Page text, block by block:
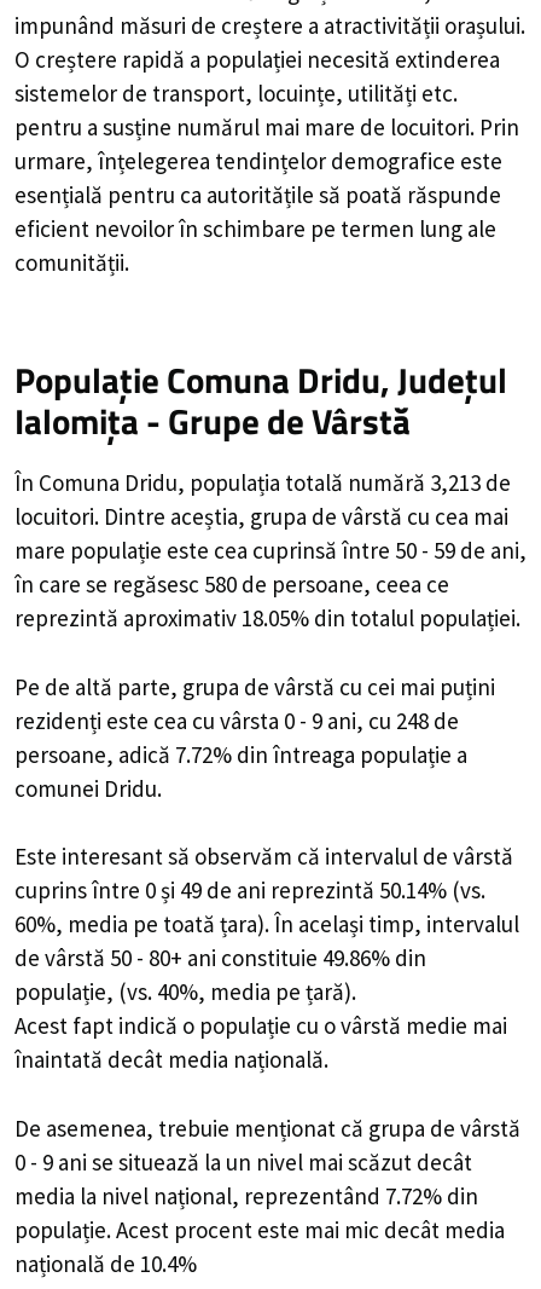
impunând măsuri de creștere a atractivității orașului.
O creștere rapidă a populației necesită extinderea
sistemelor de transport, locuințe, utilități etc.
pentru a susține numărul mai mare de locuitori. Prin
urmare, înțelegerea tendințelor demografice este
esențială pentru ca autoritățile să poată răspunde
eficient nevoilor în schimbare pe termen lung ale
comunității.
Populație Comuna Dridu, Județul
Ialomița - Grupe de Vârstă
În Comuna Dridu, populația totală numără 3,213 de
locuitori. Dintre aceștia, grupa de vârstă cu cea mai
mare populație este cea cuprinsă între 50 - 59 de ani,
în care se regăsesc 580 de persoane, ceea ce
reprezintă aproximativ 18.05% din totalul populației.
Pe de altă parte, grupa de vârstă cu cei mai puțini
rezidenți este cea cu vârsta 0 - 9 ani, cu 248 de
persoane, adică 7.72% din întreaga populație a
comunei Dridu.
Este interesant să observăm că intervalul de vârstă
cuprins între 0 și 49 de ani reprezintă 50.14% (vs.
60%, media pe toată țara). În același timp, intervalul
de vârstă 50 - 80+ ani constituie 49.86% din
populație, (vs. 40%, media pe țară).
Acest fapt indică o populație cu o vârstă medie mai
înaintată decât media națională.
De asemenea, trebuie menționat că grupa de vârstă
0 - 9 ani se situează la un nivel mai scăzut decât
media la nivel național, reprezentând 7.72% din
populație. Acest procent este mai mic decât media
națională de 10.4%